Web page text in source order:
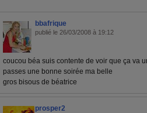
bbafrique
publié le 26/03/2008 à 19:12
coucou béa suis contente de voir que ça va
passes une bonne soirée ma belle
gros bisous de béatrice
prosper2